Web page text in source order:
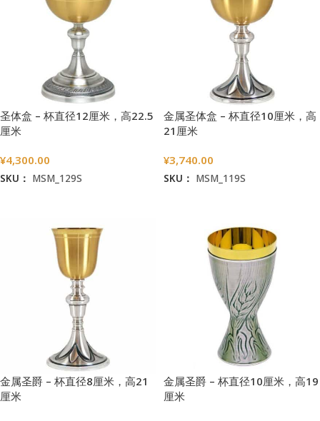
圣体盒 – 杯直径12厘米，高22.5
厘米
¥4,300.00
SKU： MSM_129S
金属圣体盒 – 杯直径10厘米，高
21厘米
¥3,740.00
SKU： MSM_119S
金属圣爵 – 杯直径8厘米，高21
厘米
金属圣爵 – 杯直径10厘米，高19
厘米